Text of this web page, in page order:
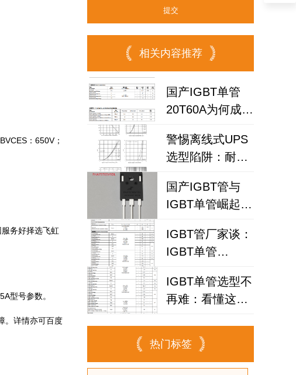
：650V；
务好择选飞虹
型号参数。
。详情亦可百度
相关内容推荐
国产IGBT单管
20T60A为何成为
能电源优选？
警惕离线式UPS
选型陷阱：耐压
FHA25T120A如
何破解散热失效
风险？
国产IGBT管与
IGBT单管崛起：
为何赢得工程师
青睐？igbt单管
厂家选型参考
IGBT管厂家谈：
IGBT单管
代替仙童
IGBT单管选型不
再难：看懂这个
计效率提升事半
功倍
热门标签